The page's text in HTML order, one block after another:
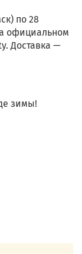
по 28
официальном
Доставка —
зимы!